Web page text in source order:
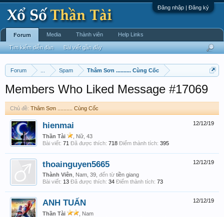
Đăng nhập | Đăng ký
Forum Spam Thâm Sơn .......... Cùng Cốc
Members Who Liked Message #17069
Chủ đề: Thâm Sơn .......... Cùng Cốc
12/12/19
hienmai
Thần Tài
, Nữ, 43
Bài viết: 71 Đã được thích: 718 Điểm thành tích: 395
12/12/19
thoainguyen5665
Thành Viên , Nam, 39, đến từ tiền giang
Bài viết: 13 Đã được thích: 34 Điểm thành tích: 73
12/12/19
ANH TUẤN
Thần Tài
, Nam
Forum
Tìm kiếm diễn đàn Bài viết gần đây
Media Thành viên Help Links